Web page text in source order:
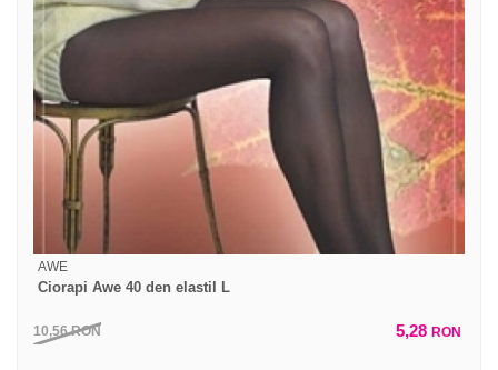
AWE
Ciorapi Awe 40 den elastil L
10,56RON 5,28 RON